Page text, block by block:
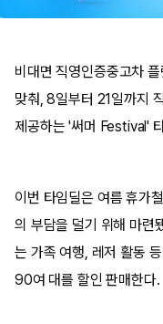
비대면 직영인증중고차
맞춰, 8일부터 21일까지
제공하는 '써머 Festival'
이번 타임딜은 여름 휴가
의 부담을 덜기 위해 마련
는 가족 여행, 레저 활동
90여 대를 할인 판매한다.